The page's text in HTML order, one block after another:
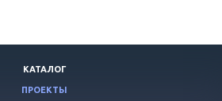
КАТАЛОГ
ПРОЕКТЫ